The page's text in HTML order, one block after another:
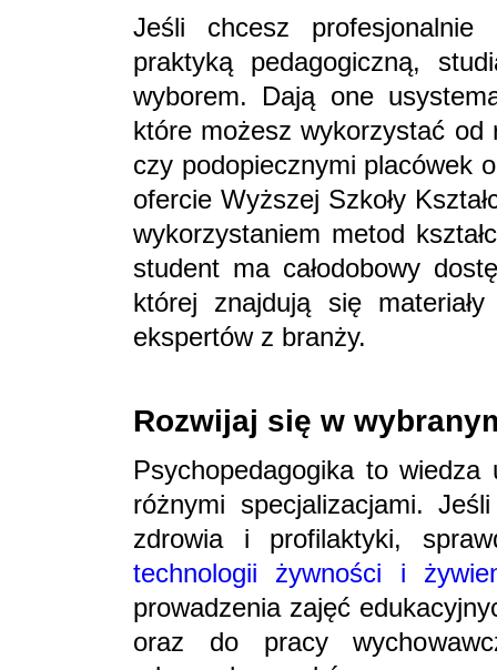
Jeśli chcesz profesjonalnie
praktyką pedagogiczną,
wyborem. Dają one
które możesz wykorzystać
czy podopiecznymi placówek
ofercie Wyższej Szkoły
wykorzystaniem metod
student ma całodobowy
której znajdują się
ekspertów z branży.
Rozwijaj się w
Psychopedagogika to
różnymi specjalizacjami.
zdrowia i profilaktyki,
technologii żywności i
prowadzenia zajęć
oraz do pracy